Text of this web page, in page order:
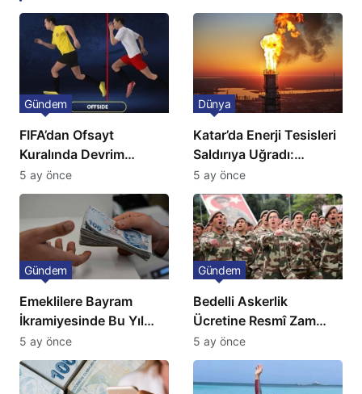
FIFA’dan Ofsayt
Kuralında Devrim
Niteliğinde Onay
Gündem
5 ay önce
Katar’da Enerji Tesisleri
Saldırıya Uğradı:
Avrupa’da Doğalgaz
Fiyatlarında Sert Artış
Dünya
5 ay önce
Emeklilere Bayram
İkramiyesinde Bu Yıl
Artış Gelmeyecek
Gündem
5 ay önce
Bedelli Askerlik
Ücretine Resmî Zam
Geliyor
Gündem
5 ay önce